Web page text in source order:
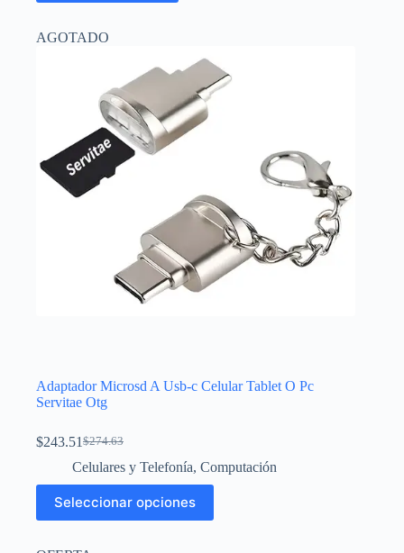
AGOTADO
Adaptador Microsd A Usb-c Celular Tablet O Pc
Servitae Otg
$274.63
El
precio
original
era:
$274.63.
$243.51El
precio
actual
es:
$243.51.
Celulares y Telefonía, Computación
Seleccionar opciones
Este
producto
tiene